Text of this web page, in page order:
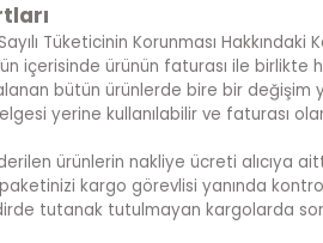
Tüketicinin Korunması
içerisinde ürünün faturası ile
bütün ürünlerde bire bir değişim
yerine kullanılabilir ve faturası
ürünlerin nakliye ücreti alıcıya
kargo görevlisi yanında
tutanak tutulmayan kargolarda